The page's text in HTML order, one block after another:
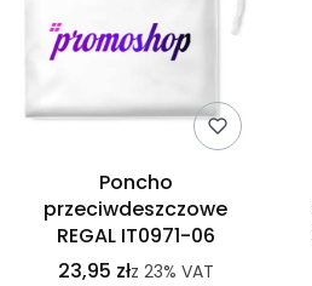
Poncho
przeciwdeszczowe
REGAL IT0971-06
23,95 złz 23% VAT